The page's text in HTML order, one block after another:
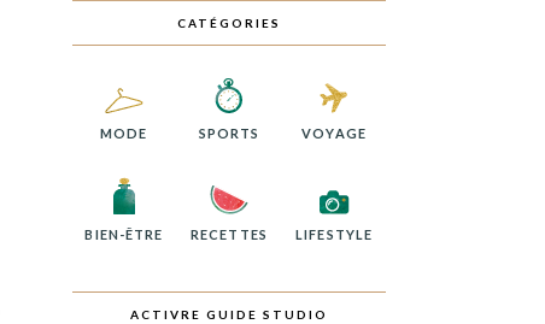
CATÉGORIES
MODE SPORTS VOYAGE
BIEN-ÊTRE RECETTES LIFESTYLE
ACTIVRE GUIDE STUDIO